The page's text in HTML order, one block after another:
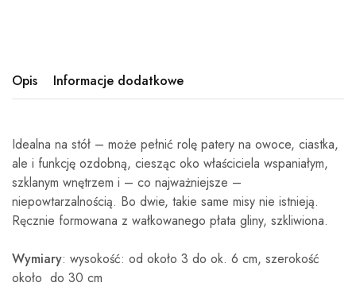
Opis Informacje dodatkowe
Idealna na stół – może pełnić rolę patery na owoce, ciastka,
ale i funkcję ozdobną, ciesząc oko właściciela wspaniałym,
szklanym wnętrzem i – co najważniejsze –
niepowtarzalnością. Bo dwie, takie same misy nie istnieją.
Ręcznie formowana z wałkowanego płata gliny, szkliwiona.
Wymiary: wysokość: od około 3 do ok. 6 cm, szerokość
około do 30 cm